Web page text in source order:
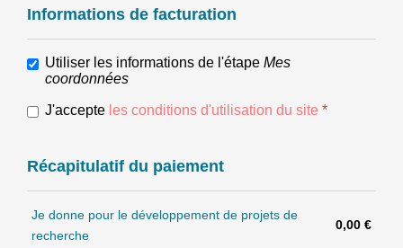
Informations de facturation
Utiliser les informations de l'étape Mes
coordonnées
J'accepte les conditions d'utilisation du site *
Récapitulatif du paiement
Je donne pour le développement de projets de
recherche
0,00 €